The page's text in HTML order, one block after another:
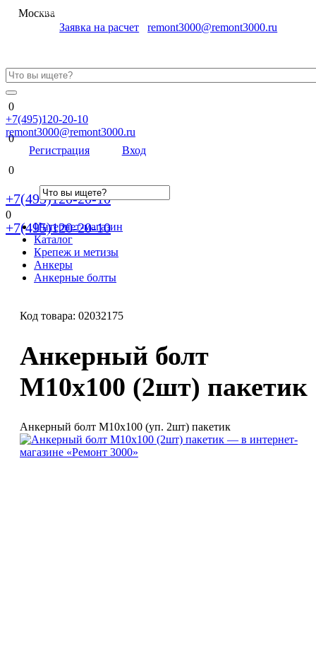
Москва
Заявка на расчет
remont3000@remont3000.ru
0
0
0
+7(495)120-20-10
+7(495)120-20-10
remont3000@remont3000.ru
Меню
Регистрация Вход
0
+7(495)120-20-10
Интернет-магазин
Каталог
Крепеж и метизы
Анкеры
Анкерные болты
Код товара: 02032175
Анкерный болт
М10х100 (2шт) пакетик
Анкерный болт М10х100 (уп. 2шт) пакетик